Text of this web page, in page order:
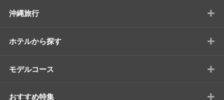
沖縄旅行 +
ホテルから探す +
モデルコース +
おすすめ特集 +